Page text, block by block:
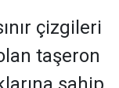
çizgileri
taşeron